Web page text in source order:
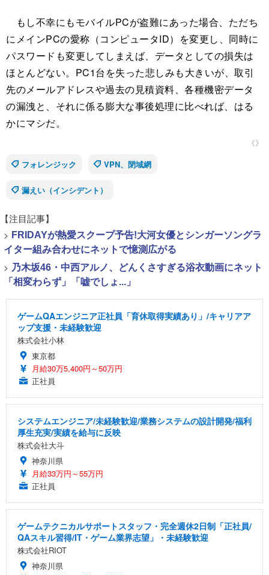
もし不幸にもモバイルPCが盗難にあった場合、ただち
にメインPCの愛称（コンピュータID）を変更し、同時に
パスワードも変更してしまえば、データとしての損失は
ほとんどない。PC1台を失った悲しみも大きいが、取引
先のメールアドレスや過去の見積資料、各種機密データ
の漏洩と、それに係る膨大な事後処理に比べれば、はる
かにマシだ。
《》
フォレンジック
VPN、閉域網
漏えい（インシデント）
【注目記事】
> FRIDAYが熱愛スクープ予告!大河女優とシンガーソングラ
イター組み合わせにネットで憶測広がる
> 乃木坂46・中西アルノ、どんくさすぎる浴衣動画にネット
「相変わらず」「嘘でしょ...」
ゲームQAエンジニア正社員「育休取得実績あり」/キャリアア
ップ支援・未経験歓迎
株式会社小林
東京都
月給30万5,400円～50万円
正社員
システムエンジニア/未経験歓迎/業務システムの設計開発/福利
厚生充実/実績を給与に反映
株式会社大斗
神奈川県
月給33万円～55万円
正社員
ゲームテクニカルサポートスタッフ・完全週休2日制「正社員/
QAスキル習得/IT・ゲーム業界志望」・未経験歓迎
株式会社RIOT
神奈川県